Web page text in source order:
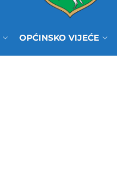
OPĆINSKO VIJEĆE